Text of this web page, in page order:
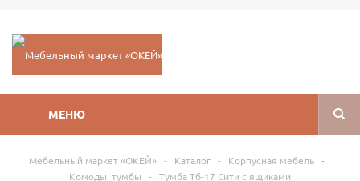
МЕНЮ
Мебельный маркет «ОКЕЙ» - Каталог - Корпусная мебель -
Комоды, тумбы
- Тумба Тб-17 Сити с ящиками